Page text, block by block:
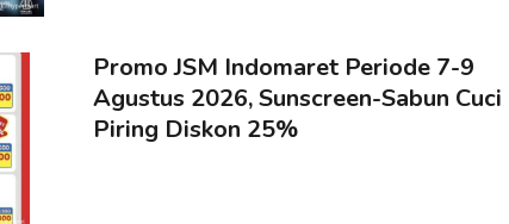
Promo JSM Indomaret Periode 7-9
Agustus 2026, Sunscreen-Sabun Cuci
Piring Diskon 25%